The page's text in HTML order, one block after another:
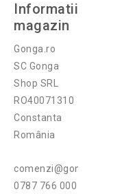
Informatii
magazin
Gonga.ro
SC Gonga
Shop SRL
RO40071310
Constanta
România
comenzi@gonga.ro
0787 766 000